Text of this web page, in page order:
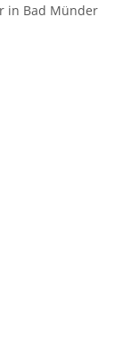
in Bad Münder